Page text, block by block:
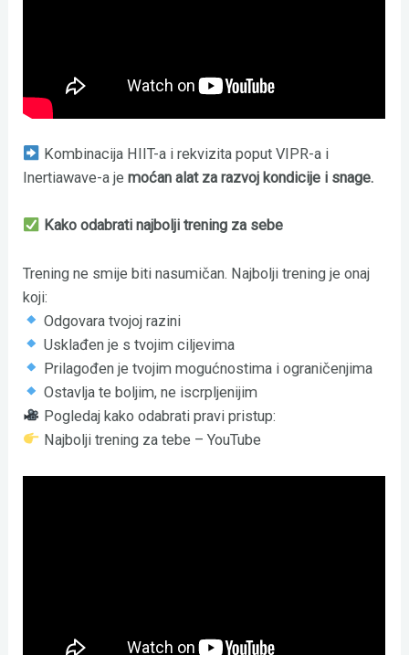
Kombinacija HIIT-a i rekvizita poput VIPR-a i
Inertiawave-a jemoćan alat za razvoj kondicije i snage.
Kako odabrati najbolji trening za sebe
Trening ne smije biti nasumičan. Najbolji trening je onaj
koji:
Odgovara tvojoj razini
Usklađen je s tvojim ciljevima
Prilagođen je tvojim mogućnostima i ograničenjima
Ostavlja te boljim, ne iscrpljenijim
Pogledaj kako odabrati pravi pristup:
Najbolji trening za tebe – YouTube